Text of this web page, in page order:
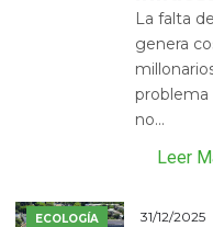
La falta
genera
problema
no...
Leer
ECOLOGÍA 31/12/2025